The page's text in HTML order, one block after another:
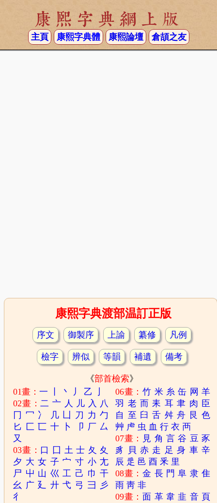
康熙字典網上版
主頁 康熙字典體 康熙論壇 倉頡之友
康熙字典渡部温訂正版
序文 御製序 上諭 纂修 凡例
檢字 辨似 等韻 補遺 備考
《部首檢索》
01畫：一 丶 丿 乙
02畫：二 亠 人 儿 入 八
冂 冖 冫 几 凵 刀 力 勹
匕 匚 匸 十 卜 卩 厂 厶
又
03畫： 口 囗 土 士 夂 夊
夕 大 女 子 宀 寸 小 尢
尸 屮 山 巛 工 己 巾 干
幺 广 廴 廾 弋 弓 彐
彡
彳
06畫：竹 米 糸 缶 网 羊
羽 老 而 耒 耳 聿 肉 臣
自 至 臼 舌 舛 舟 艮 色
艸 虍 虫 血 行 衣 襾
07畫： 見 角 言 谷 豆 豕
豸
貝 赤 走 足 身 車 辛
辰 辵 邑 酉 釆 里
08畫：金 長 門 阜 隶 隹
雨 靑 非
09畫： 面 革 韋 韭 音 頁